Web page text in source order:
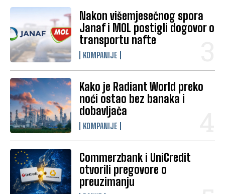
Nakon višemjesečnog spora
Janaf i MOL postigli dogovor o
transportu nafte
KOMPANIJE
Kako je Radiant World preko
noći ostao bez banaka i
dobavljača
KOMPANIJE
Commerzbank i UniCredit
otvorili pregovore o
preuzimanju